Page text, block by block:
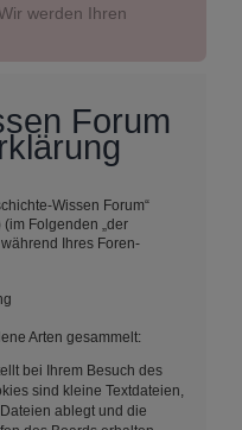
werden Ihren
Forum
Wissen Forum“
(im Folgenden „der
Ihres Foren-
Arten gesammelt:
bei Ihrem Besuch des
sind kleine Textdateien,
ablegt und die